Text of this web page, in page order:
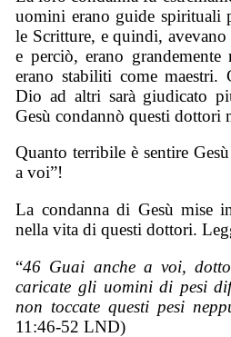
uomini erano guide spirituali
le Scritture, e quindi,
e perciò, erano
erano stabiliti come maestri.
Dio ad altri sarà giudicato
Gesù condannò questi dottori
Quanto terribile è sentire
a voi”!
La condanna di Gesù mise
nella vita di questi dottori.
“46 Guai anche a voi,
caricate gli uomini di pesi
non toccate questi pesi
11:46-52 LND)